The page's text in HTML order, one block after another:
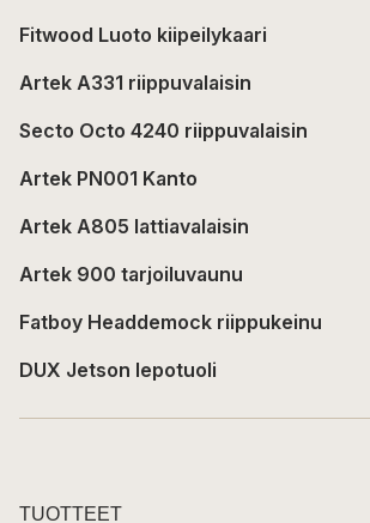
Fitwood Luoto kiipeilykaari
Artek A331 riippuvalaisin
Secto Octo 4240 riippuvalaisin
Artek PN001 Kanto
Artek A805 lattiavalaisin
Artek 900 tarjoiluvaunu
Fatboy Headdemock riippukeinu
DUX Jetson lepotuoli
TUOTTEET